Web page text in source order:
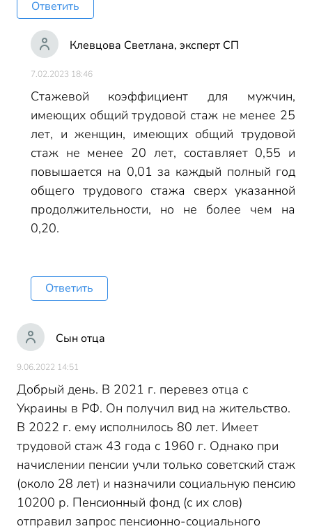
Ответить
Клевцова Светлана, эксперт СП
7.02.2023 18:46
Стажевой коэффициент для мужчин,
имеющих общий трудовой стаж не менее 25
лет, и женщин, имеющих общий трудовой
стаж не менее 20 лет, составляет 0,55 и
повышается на 0,01 за каждый полный год
общего трудового стажа сверх указанной
продолжительности, но не более чем на
0,20.
Ответить
Сын отца
9.06.2022 14:51
Добрый день. В 2021 г. перевез отца с
Украины в РФ. Он получил вид на жительство.
В 2022 г. ему исполнилось 80 лет. Имеет
трудовой стаж 43 года с 1960 г. Однако при
начислении пенсии учли только советский стаж
(около 28 лет) и назначили социальную пенсию
10200 р. Пенсионный фонд (с их слов)
отправил запрос пенсионно-социального